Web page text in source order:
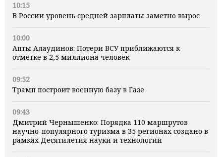
10:15
В России уровень средней зарплаты заметно вырос
10:00
Апты Алаудинов: Потери ВСУ приближаются к
отметке в 2,5 миллиона человек
09:52
Трамп построит военную базу в Газе
09:43
Дмитрий Чернышенко: Порядка 110 маршрутов
научно-популярного туризма в 35 регионах создано в
рамках Десятилетия науки и технологий